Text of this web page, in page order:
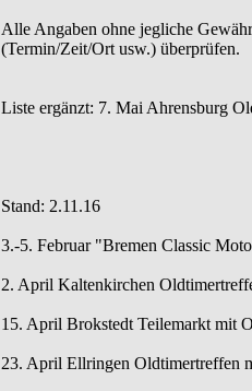
Alle Angaben ohne jegliche
(Termin/Zeit/Ort usw.) überprüfen.
Liste ergänzt: 7. Mai Ahrensburg
Stand: 2.11.16
3.-5. Februar "Bremen Classic
2. April Kaltenkirchen
15. April Brokstedt Teilemarkt mit
23. April Ellringen Oldtimertreffen